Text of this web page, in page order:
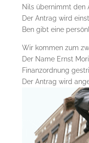
Nils übernimmt den
Der Antrag wird
Ben gibt eine
Wir kommen zum
Der Name Ernst
Finanzordnung
Der Antrag wird